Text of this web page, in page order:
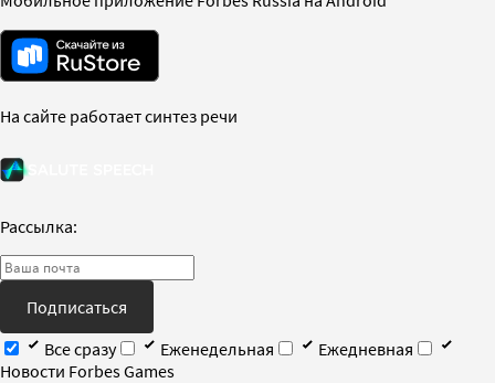
На сайте работает синтез речи
Рассылка:
Подписаться
Все сразу
Еженедельная
Ежедневная
Новости Forbes Games